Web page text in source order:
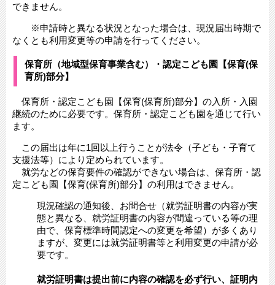
できません。
※申請時と異なる状況となった場合は、現況届出時期で
なくとも利用変更等の申請を行ってください。
保育所（地域型保育事業含む）・認定こども園【保育(保
育所)部分】
保育所・認定こども園【保育(保育所)部分】の入所・入園
継続のために必要です。保育所・認定こども園を通じて行い
ます。
この届出は年に1回以上行うことが法令（子ども・子育て
支援法等）により定められています。
就労などの保育要件の確認ができない場合は、保育所・認
定こども園【保育(保育所)部分】の利用はできません。
現況確認の通知後、お問合せ（就労証明書の内容が実
態と異なる、就労証明書の内容が間違っている等の理
由で、保育標準時間認定への変更を希望）が多くあり
ますが、変更には就労証明書等と利用変更の申請が必
要です。
就労証明書は提出前に内容の確認を必ず行い、証明内